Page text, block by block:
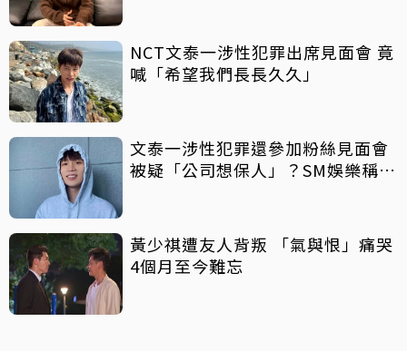
NCT文泰一涉性犯罪出席見面會 竟
喊「希望我們長長久久」
文泰一涉性犯罪還參加粉絲見面會
被疑「公司想保人」？SM娛樂稱8
黃少祺遭友人背叛 「氣與恨」痛哭
4個月至今難忘